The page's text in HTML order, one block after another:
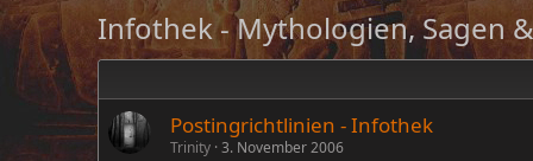
Infothek - Mythologien, Sagen
Postingrichtlinien - Infothek
Trinity 3. November 2006